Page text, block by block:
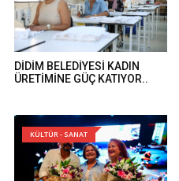
DİDİM BELEDİYESİ KADIN
ÜRETİMİNE GÜÇ KATIYOR..
KÜLTÜR - SANAT